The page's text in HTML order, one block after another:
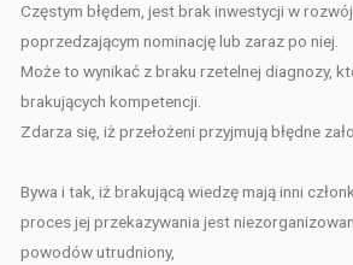
Częstym błędem, jest brak inwestycji w
poprzedzającym nominację lub zaraz po niej.
Może to wynikać z braku rzetelnej diagnozy,
brakujących kompetencji.
Zdarza się, iż przełożeni przyjmują błędne
Bywa i tak, iż brakującą wiedzę mają inni
procesjej przekazywania jest
powodów utrudniony,